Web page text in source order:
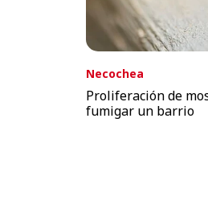
Necochea
Proliferación de
fumigar un barrio